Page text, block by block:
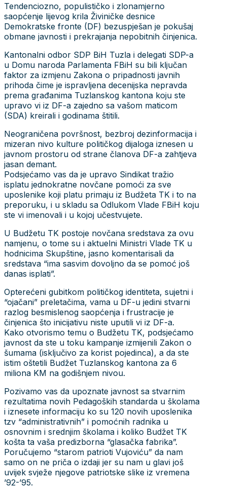
Tendenciozno, populističko i zlonamjerno
saopćenje lijevog krila Živiničke desnice
Demokratske fronte (DF) bezuspješan je pokušaj
obmane javnosti i prekrajanja nepobitnih činjenica.
Kantonalni odbor SDP BiH Tuzla i delegati SDP-a
u Domu naroda Parlamenta FBiH su bili ključan
faktor za izmjenu Zakona o pripadnosti javnih
prihoda čime je ispravljena decenijska nepravda
prema građanima Tuzlanskog kantona koju ste
upravo vi iz DF-a zajedno sa vašom maticom
(SDA) kreirali i godinama štitili.
Neograničena površnost, bezbroj dezinformacija i
mizeran nivo kulture političkog dijaloga iznesen u
javnom prostoru od strane članova DF-a zahtjeva
jasan demant.
Podsjećamo vas da je upravo Sindikat tražio
isplatu jednokratne novčane pomoći za sve
uposlenike koji platu primaju iz Budžeta TK i to na
preporuku, i u skladu sa Odlukom Vlade FBiH koju
ste vi imenovali i u kojoj učestvujete.
U Budžetu TK postoje novčana sredstava za ovu
namjenu, o tome su i aktuelni Ministri Vlade TK u
hodnicima Skupštine, jasno komentarisali da
sredstava “ima sasvim dovoljno da se pomoć još
danas isplati”.
Opterećeni gubitkom političkog identiteta, sujetni i
“ojačani” preletačima, vama u DF-u jedini stvarni
razlog besmislenog saopćenja i frustracije je
činjenica što inicijativu niste uputili vi iz DF-a.
Kako otvorismo temu o Budžetu TK, podsjećamo
javnost da ste u toku kampanje izmijenili Zakon o
šumama (isključivo za korist pojedinca), a da ste
istim oštetili Budžet Tuzlanskog kantona za 6
miliona KM na godišnjem nivou.
Pozivamo vas da upoznate javnost sa stvarnim
rezultatima novih Pedagoških standarda u školama
i iznesete informaciju ko su 120 novih uposlenika
tzv “administrativnih” i pomoćnih radnika u
osnovnim i srednjim školama i koliko Budžet TK
košta ta vaša predizborna “glasačka fabrika”.
Poručujemo “starom patrioti Vujoviću” da nam
samo on ne priča o izdaji jer su nam u glavi još
uvijek svježe njegove patriotske slike iz vremena
’92-’95.